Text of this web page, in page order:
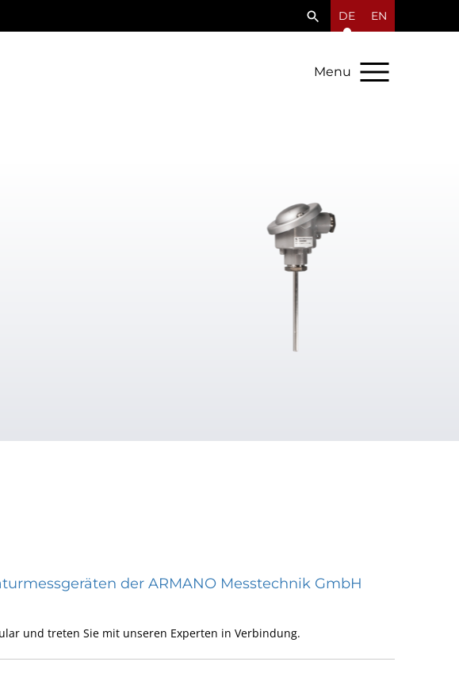
DE EN
Menu
der ARMANO Messtechnik GmbH
und treten Sie mit unseren Experten in Verbindung.